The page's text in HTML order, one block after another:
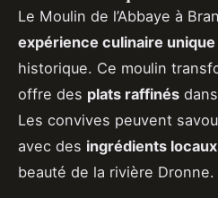
Le Moulin de l’Abbaye à
expérience culinaire unique
historique. Ce moulin
offre des plats raffinés
Les convives peuvent
avec des ingrédients locaux
beauté de la rivière Dronne.